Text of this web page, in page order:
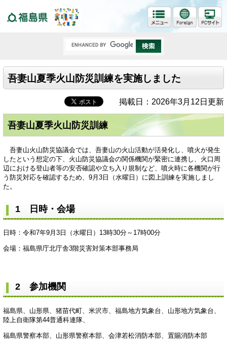
吾妻山夏季火山防災訓練を実施しました
掲載日：2026年3月12日更新
吾妻山夏季火山防災訓練
吾妻山火山防災協議会では、吾妻山の火山活動が活発化し、噴火が発生
したという想定の下、火山防災協議会の関係機関が緊密に連携し、火口周
辺における登山者等の安否確認や立ち入り規制など、噴火時に各機関が行
う防災対応を確認するため、9月3日（水曜日）に図上訓練を実施しまし
た。
1 日時・会場
日時：令和7年9月3日（水曜日）13時30分～17時00分
会場：福島県庁北庁舎3階災害対策本部事務局
2 参加機関
福島県、山形県、猪苗代町、米沢市、福島地方気象台、山形地方気象台、
陸上自衛隊第44普通科連隊、
福島県警察本部、山形県警察本部、会津若松消防本部、置賜消防本部